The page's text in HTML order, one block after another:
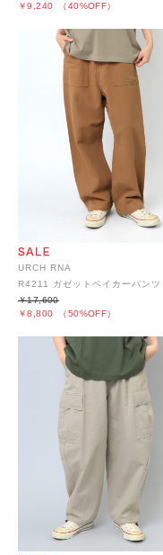
￥9,240 （40%OFF）
URCH RNA
R4211 ガゼットベイカーパンツ
￥8,800 （50%OFF）
￥17,600